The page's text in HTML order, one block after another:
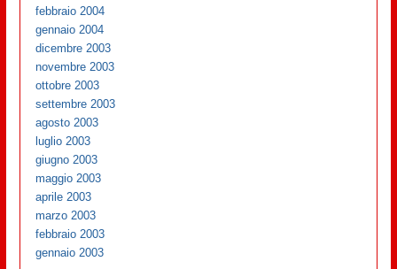
febbraio 2004
gennaio 2004
dicembre 2003
novembre 2003
ottobre 2003
settembre 2003
agosto 2003
luglio 2003
giugno 2003
maggio 2003
aprile 2003
marzo 2003
febbraio 2003
gennaio 2003